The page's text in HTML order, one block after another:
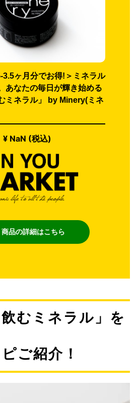
3.5ヶ月分でお得!＞ミネラル
あなたの毎日が輝き始める
ミネラル」 by Minery(ミネ
¥ NaN (税込)
品の詳細はこちら
むミネラル」を
ご紹介！